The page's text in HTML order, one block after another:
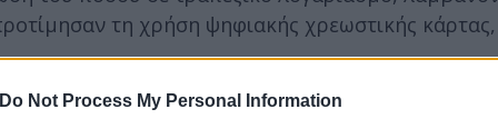
Do Not Process My Personal Information
τη χρήση ψηφιακής χρεωστικής
το Υπουργείο Ψηφιακής Διακυβέρνησης και το